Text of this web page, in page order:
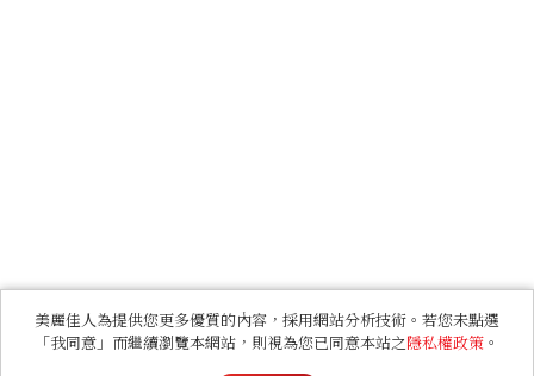
美麗佳人為提供您更多優質的內容，採用網站分析技術。若您未點選
「我同意」而繼續瀏覽本網站，則視為您已同意本站之隱私權政策 。